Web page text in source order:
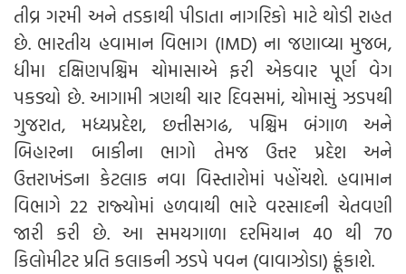
તીવ્ર ગરમી અને તડકાથી પીડાતા નાગરિકો માટે થોડી રાહત
છે. ભારતીય હવામાન વિભાગ (IMD) ના જણાવ્યા મુજબ,
ધીમા દક્ષિણપશ્ચિમ ચોમાસાએ ફરી એકવાર પૂર્ણ વેગ
પકડ્યો છે. આગામી ત્રણથી ચાર દિવસમાં, ચોમાસું ઝડપથી
ગુજરાત, મધ્યપ્રદેશ, છત્તીસગઢ, પશ્ચિમ બંગાળ અને
બિહારના બાકીના ભાગો તેમજ ઉત્તર પ્રદેશ અને
ઉત્તરાખંડના કેટલાક નવા વિસ્તારોમાં પહોંચશે. હવામાન
વિભાગે 22 રાજ્યોમાં હળવાથી ભારે વરસાદની ચેતવણી
જારી કરી છે. આ સમયગાળા દરમિયાન 40 થી 70
કિલોમીટર પ્રતિ કલાકની ઝડપે પવન (વાવાઝોડા) ફૂંકાશે.